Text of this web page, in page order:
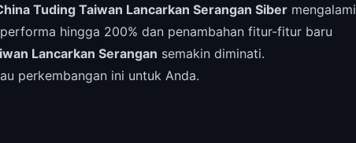
Tuding Taiwan Lancarkan Serangan Siber mengalami
hingga 200% dan penambahan fitur-fitur baru
Lancarkan Serangan semakin diminati.
perkembangan ini untuk Anda.